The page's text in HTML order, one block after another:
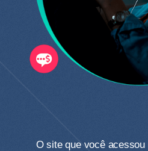
O site que você acessou